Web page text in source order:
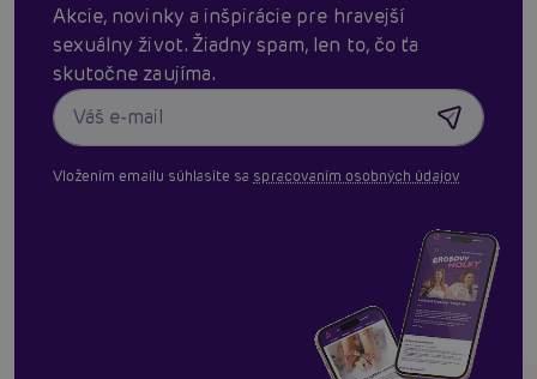
Akcie, novinky a inšpirácie pre hravejší
sexuálny život. Žiadny spam, len to, čo ťa
skutočne zaujíma.
Vložením emailu súhlasíte sa spracovaním osobných údajov